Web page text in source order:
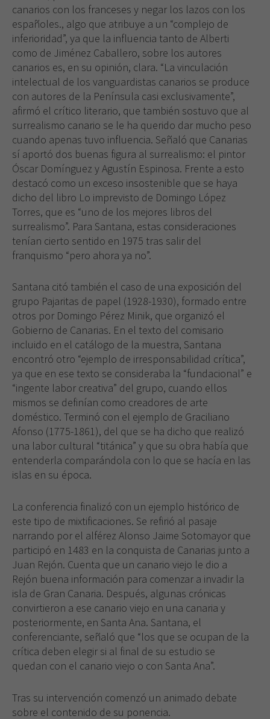
canarios con los franceses y negar los lazos con los
españoles., algo que atribuye a un “complejo de
inferioridad”, ya que la influencia tanto de Alberti
como de Jiménez Caballero, sobre los autores
canarios es, en su opinión, clara. “La vinculación
intelectual de los vanguardistas canarios se produce
con autores de la Península casi exclusivamente”,
afirmó el crítico literario, que también sostuvo que al
surrealismo canario se le ha querido dar mucho peso
cuando apenas tuvo influencia. Señaló que Canarias
sí aportó dos buenas figura al surrealismo: el pintor
Óscar Domínguez y Agustín Espinosa. Frente a esto
destacó como un exceso insostenible que se haya
dicho del libro Lo imprevisto de Domingo López
Torres, que es “uno de los mejores libros del
surrealismo”. Para Santana, estas consideraciones
tenían cierto sentido en 1975 tras salir del
franquismo “pero ahora ya no”.
Santana citó también el caso de una exposición del
grupo Pajaritas de papel (1928-1930), formado entre
otros por Domingo Pérez Minik, que organizó el
Gobierno de Canarias. En el texto del comisario
incluido en el catálogo de la muestra, Santana
encontró otro “ejemplo de irresponsabilidad crítica”,
ya que en ese texto se consideraba la “fundacional” e
“ingente labor creativa” del grupo, cuando ellos
mismos se definían como creadores de arte
doméstico. Terminó con el ejemplo de Graciliano
Afonso (1775-1861), del que se ha dicho que realizó
una labor cultural “titánica” y que su obra había que
entenderla comparándola con lo que se hacía en las
islas en su época.
La conferencia finalizó con un ejemplo histórico de
este tipo de mixtificaciones. Se refirió al pasaje
narrando por el alférez Alonso Jaime Sotomayor que
participó en 1483 en la conquista de Canarias junto a
Juan Rejón. Cuenta que un canario viejo le dio a
Rejón buena información para comenzar a invadir la
isla de Gran Canaria. Después, algunas crónicas
convirtieron a ese canario viejo en una canaria y
posteriormente, en Santa Ana. Santana, el
conferenciante, señaló que “los que se ocupan de la
crítica deben elegir si al final de su estudio se
quedan con el canario viejo o con Santa Ana”.
Tras su intervención comenzó un animado debate
sobre el contenido de su ponencia.